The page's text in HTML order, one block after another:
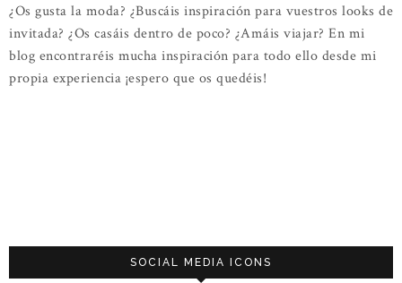
¿Os gusta la moda? ¿Buscáis inspiración para vuestros looks de
invitada? ¿Os casáis dentro de poco? ¿Amáis viajar? En mi
blog encontraréis mucha inspiración para todo ello desde mi
propia experiencia ¡espero que os quedéis!
SOCIAL MEDIA ICONS